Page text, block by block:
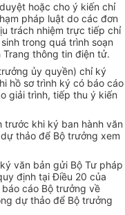
hoặc cho ý kiến chỉ
pháp luật do các đơn
trách nhiệm trực tiếp chỉ
trong quá trình soạn
thông tin điện tử.
ủy quyền) chỉ ký
hồ sơ trình ký có báo cáo
giải trình, tiếp thu ý kiến
khi ký ban hành văn
thảo để Bộ trưởng xem
văn bản gửi Bộ Tư pháp
định tại Điều 20 của
cáo Bộ trưởng về
dự thảo để Bộ trưởng